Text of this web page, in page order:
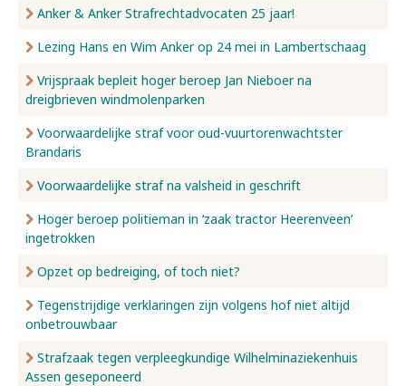
Anker & Anker Strafrechtadvocaten 25 jaar!
Lezing Hans en Wim Anker op 24 mei in Lambertschaag
Vrijspraak bepleit hoger beroep Jan Nieboer na
dreigbrieven windmolenparken
Voorwaardelijke straf voor oud-vuurtorenwachtster
Brandaris
Voorwaardelijke straf na valsheid in geschrift
Hoger beroep politieman in ‘zaak tractor Heerenveen’
ingetrokken
Opzet op bedreiging, of toch niet?
Tegenstrijdige verklaringen zijn volgens hof niet altijd
onbetrouwbaar
Strafzaak tegen verpleegkundige Wilhelminaziekenhuis
Assen geseponeerd